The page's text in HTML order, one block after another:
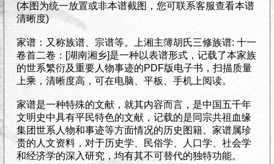
(本图为统一放置或非本谱截图，您可联系客服查看本谱
清晰度)
家谱：又称族谱、宗谱等。上湘主簿胡氏三修族谱: 十一
卷首二卷：[湖南湘乡]是一种以表谱形式，记载了本家族
的世系繁衍及重要人物事迹的PDF版电子书，扫描质量
上乘，清晰度高，可在电脑、平板、手机上阅读。
家谱是一种特殊的文献，就其内容而言，是中国五千年
文明史中具有平民特色的文献，记载的是同宗共祖血缘
集团世系人物和事迹等方面情况的历史图籍。家谱属珍
贵的人文资料，对于历史学、民俗学、人口学、社会学
和经济学的深入研究，均有其不可替代的独特功能。